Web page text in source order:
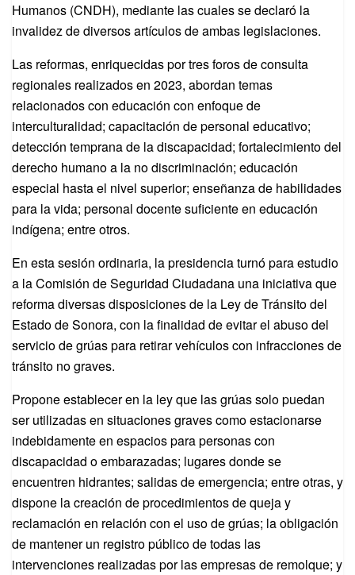
Humanos (CNDH), mediante las cuales se declaró la
invalidez de diversos artículos de ambas legislaciones.
Las reformas, enriquecidas por tres foros de consulta
regionales realizados en 2023, abordan temas
relacionados con educación con enfoque de
interculturalidad; capacitación de personal educativo;
detección temprana de la discapacidad; fortalecimiento del
derecho humano a la no discriminación; educación
especial hasta el nivel superior; enseñanza de habilidades
para la vida; personal docente suficiente en educación
indígena; entre otros.
En esta sesión ordinaria, la presidencia turnó para estudio
a la Comisión de Seguridad Ciudadana una iniciativa que
reforma diversas disposiciones de la Ley de Tránsito del
Estado de Sonora, con la finalidad de evitar el abuso del
servicio de grúas para retirar vehículos con infracciones de
tránsito no graves.
Propone establecer en la ley que las grúas solo puedan
ser utilizadas en situaciones graves como estacionarse
indebidamente en espacios para personas con
discapacidad o embarazadas; lugares donde se
encuentren hidrantes; salidas de emergencia; entre otras, y
dispone la creación de procedimientos de queja y
reclamación en relación con el uso de grúas; la obligación
de mantener un registro público de todas las
intervenciones realizadas por las empresas de remolque; y